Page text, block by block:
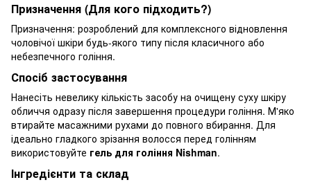
Призначення (Для кого підходить?)
Призначення: розроблений для комплексного відновлення
чоловічої шкіри будь-якого типу після класичного або
небезпечного гоління.
Спосіб застосування
Нанесіть невелику кількість засобу на очищену суху шкіру
обличчя одразу після завершення процедури гоління. М'яко
втирайте масажними рухами до повного вбирання. Для
ідеально гладкого зрізання волосся перед голінням
використовуйте гель для гоління Nishman.
Інгредієнти та склад